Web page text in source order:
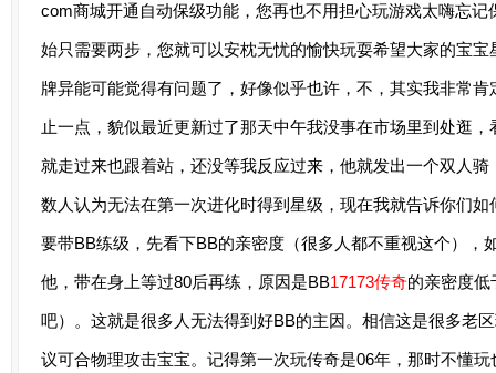
com商城开通自动保级功能，您再也不用担心玩游戏太嗨忘
始只需要两步，您就可以安枕无忧的愉快玩耍希望大家的宝
牌异能可能觉得有问题了，好像似乎也许，不，其实我非常
止一点，貌似最近更新过了那天中午我没事在市场里到处逛
就走过来也跟着站，还没等我反应过来，他就发出一个双人
数人认为无法在第一次进化时得到星级，现在我就告诉你们
要带BB练级，先看下BB的亲密度（很多人都不重视这个），
他，带在身上等过80后再练，原因是BB17173传奇的亲密度低
吧）。这就是很多人无法得到好BB的主因。相信这是很多老
议可合物理攻击宝宝。记得第一次玩传奇是06年，那时不懂